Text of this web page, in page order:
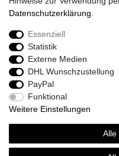
Zahlung und Versand
Sport-Versand24
Daten­schutz­erklärung
Essenziell
Statistik
Externe Medien
DHL Wunschzustellung
PayPal
Funktional
Weitere Einstellungen
Alle